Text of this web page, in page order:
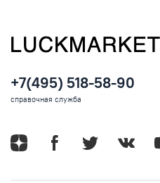
+7(495) 518-58-90
справочная служба